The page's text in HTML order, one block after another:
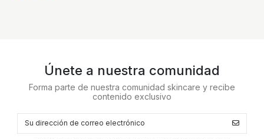
Únete a nuestra comunidad
Forma parte de nuestra comunidad skincare y recibe
contenido exclusivo